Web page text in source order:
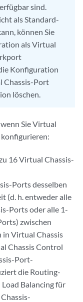
sind.
als Standard-
können Sie
als Virtual
Konfiguration
Chassis-Port
löschen.
Sie Virtual
16 Virtual Chassis-
Ports desselben
(d. h. entweder alle
Ports oder alle 1-
zwischen
Virtual Chassis
Chassis Control
Port-
die Routing-
Balancing für